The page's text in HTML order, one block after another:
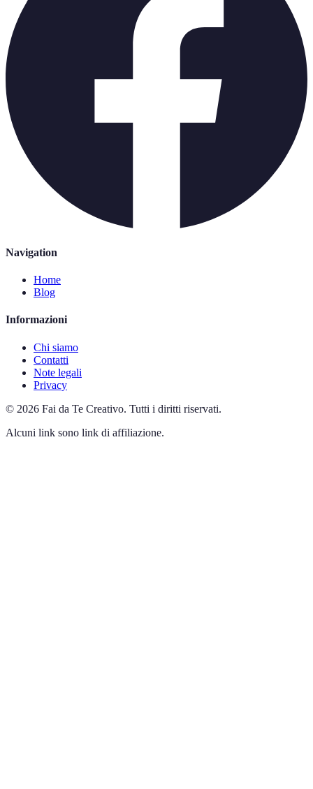
Navigation
Home
Blog
Informazioni
Chi siamo
Contatti
Note legali
Privacy
© 2026 Fai da Te Creativo. Tutti i diritti riservati.
Alcuni link sono link di affiliazione.